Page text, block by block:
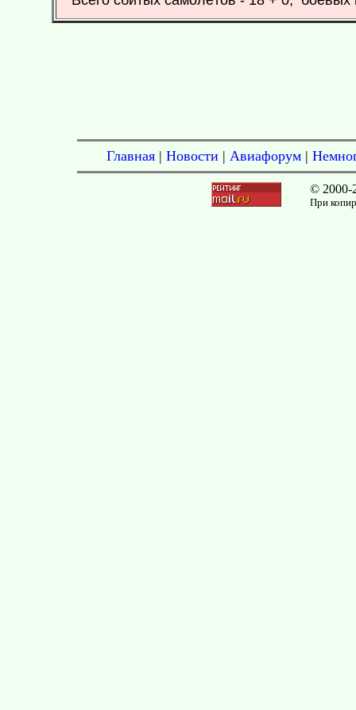
Главная | Новости | Авиафорум |
© 2000-
При